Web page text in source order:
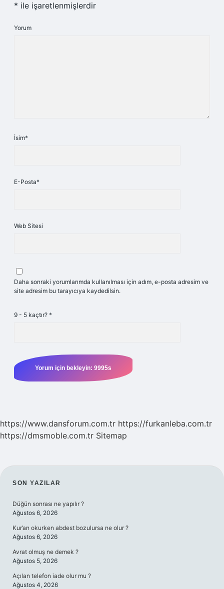
* ile işaretlenmişlerdir
Yorum
İsim*
E-Posta*
Web Sitesi
Daha sonraki yorumlarımda kullanılması için adım, e-posta adresim ve
site adresim bu tarayıcıya kaydedilsin.
9 - 5 kaçtır? *
https://www.dansforum.com.tr https://furkanleba.com.tr
https://dmsmoble.com.tr Sitemap
SIDEBAR
SON YAZILAR
Düğün sonrası ne yapılır ?
Ağustos 6, 2026
Kur’an okurken abdest bozulursa ne olur ?
Ağustos 6, 2026
Avrat olmuş ne demek ?
Ağustos 5, 2026
Açılan telefon iade olur mu ?
Ağustos 4, 2026